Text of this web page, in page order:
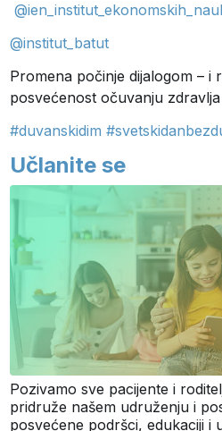
@institut_batut
Promena počinje dijalogom – i
posvećenost očuvanju
#duvanskidim
Učlanite se
Pozivamo sve pacijente i
pridruže našem udruženju i
posvećene podršci, edukaciji i